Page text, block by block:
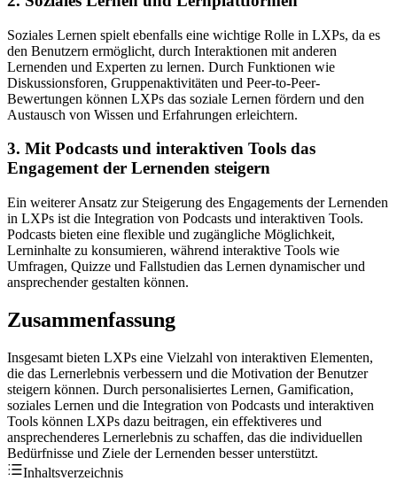
Soziales Lernen spielt ebenfalls eine wichtige Rolle in LXPs, da es
den Benutzern ermöglicht, durch Interaktionen mit anderen
Lernenden und Experten zu lernen. Durch Funktionen wie
Diskussionsforen, Gruppenaktivitäten und Peer-to-Peer-
Bewertungen können LXPs das soziale Lernen fördern und den
Austausch von Wissen und Erfahrungen erleichtern.
3. Mit Podcasts und interaktiven Tools das
Engagement der Lernenden steigern
Ein weiterer Ansatz zur Steigerung des Engagements der Lernenden
in LXPs ist die Integration von Podcasts und interaktiven Tools.
Podcasts bieten eine flexible und zugängliche Möglichkeit,
Lerninhalte zu konsumieren, während interaktive Tools wie
Umfragen, Quizze und Fallstudien das Lernen dynamischer und
ansprechender gestalten können.
Zusammenfassung
Insgesamt bieten LXPs eine Vielzahl von interaktiven Elementen,
die das Lernerlebnis verbessern und die Motivation der Benutzer
steigern können. Durch personalisiertes Lernen, Gamification,
soziales Lernen und die Integration von Podcasts und interaktiven
Tools können LXPs dazu beitragen, ein effektiveres und
ansprechenderes Lernerlebnis zu schaffen, das die individuellen
Bedürfnisse und Ziele der Lernenden besser unterstützt.
Inhaltsverzeichnis